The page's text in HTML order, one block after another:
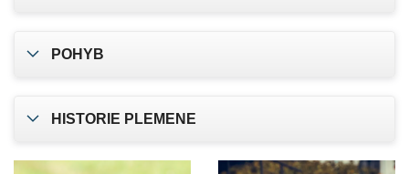
POHYB
HISTORIE PLEMENE